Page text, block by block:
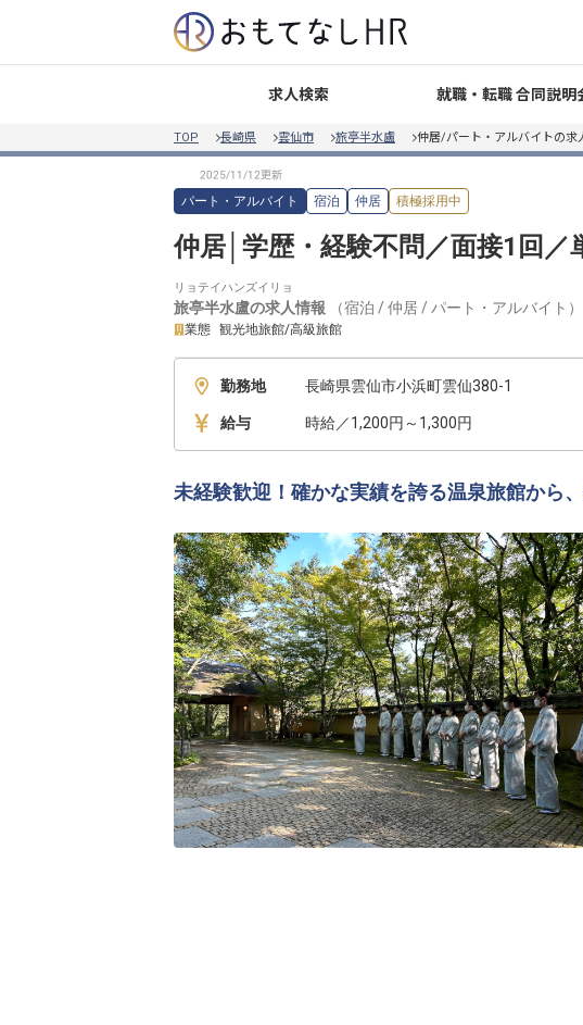
求人検索 就職・転職 合同説明
TOP 長崎県 雲仙市 旅亭半水盧 仲居/パート・アルバイトの求
パート・アルバイト 宿泊 仲居 積極採用中
仲居│学歴・経験不問／面接1回／
リョテイハンズイリョ
旅亭半水盧の求人情報 （宿泊 /仲居 / パート・アルバイト ）
業態 観光地旅館/高級旅館
勤務地 長崎県雲仙市小浜町雲仙380-1
給与 時給／1,200円～1,300円
未経験歓迎！確かな実績を誇る温泉旅館から